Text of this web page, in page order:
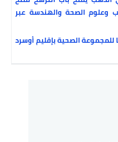
وعلوم الصحة والهندسة عبر
للمجموعة الصحية بإقليم أوسرد